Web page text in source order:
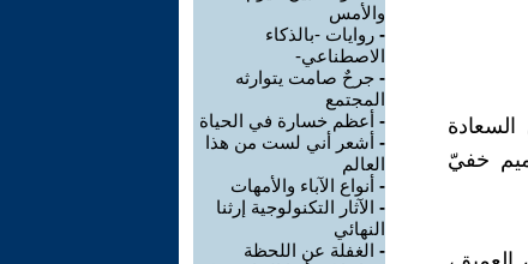
خفيّ
والأمس
- روايات -بالذكاء
الاصطناعي-
- جرحٌ صامت يتوارثه
المجتمع
- أعظم خسارة في الحياة
- أشعر أني لست من هذا
العالم
- أنواع الآباء والأمهات
- الآثار التكنولوجية إرثنا
النهائي
- الغفلة عن اللحظة